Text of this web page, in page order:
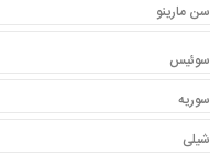
سن مارینو
سوئیس
سوریه
شیلی